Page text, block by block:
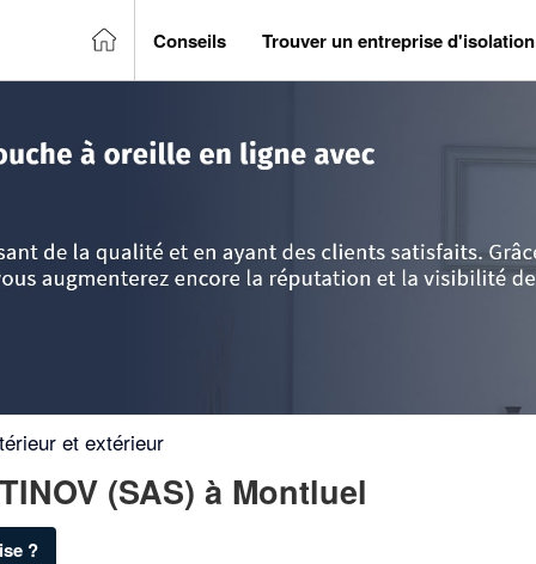
Conseils Trouver un entreprise d'isolation
et extérieur
(SAS) à Montluel
?